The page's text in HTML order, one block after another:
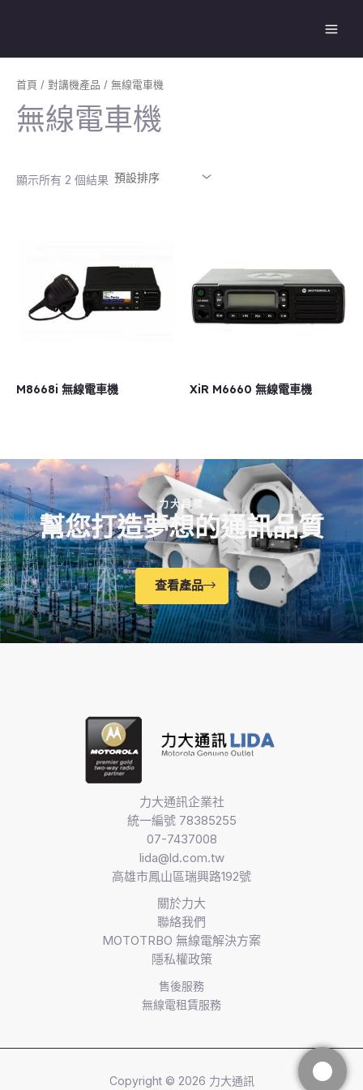
首頁 / 對講機產品 / 無線電車機
無線電車機
顯示所有 2 個結果
M8668i 無線電車機 XiR M6660 無線電車機
力大目標
幫您打造夢想的通訊品質
查看產品
力大通訊企業社
統一編號 78385255
07-7437008
lida@ld.com.tw
高雄市鳳山區瑞興路192號
關於力大
聯絡我們
MOTOTRBO 無線電解決方案​
隱私權政策
售後服務
無線電租賃服務
Copyright © 2026 力大通訊